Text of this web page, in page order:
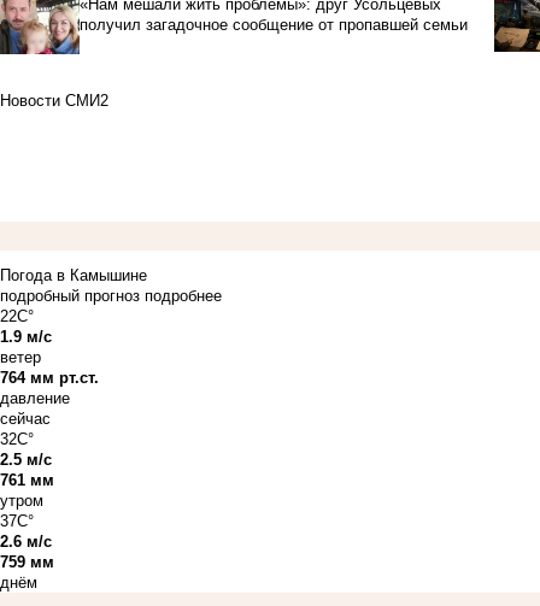
«Нам мешали жить проблемы»: друг Усольцевых
получил загадочное сообщение от пропавшей семьи
Новости СМИ2
Погода в Камышине
подробный прогноз подробнее
22C°
1.9 м/с
ветер
764 мм рт.ст.
давление
сейчас
32C°
2.5 м/с
761 мм
утром
37C°
2.6 м/с
759 мм
днём